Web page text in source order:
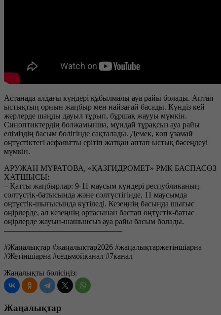
Астанада алдағы күндері құбылмалы ауа райы болады. Аптап
ыстықтың орнын жаңбыр мен найзағай басады. Күндіз кей
жерлерде шаңды дауыл тұрып, бұршақ жаууы мүмкін.
Синоптиктердің болжамынша, мұндай тұрақсыз ауа райы
еліміздің басым бөлігінде сақталады. Демек, көп ұзамай
оңтүстіктегі асфальтты ерітіп жатқан аптап ыстық бәсеңдеуі
мүмкін.
АРУЖАН МҰРАТОВА, «ҚАЗГИДРОМЕТ» РМК БАСПАСӨЗ
ХАТШЫСЫ:
– Қатты жаңбырлар: 9-11 маусым күндері республиканың
солтүстік-батысында және солтүстігінде, 11 маусымда
оңтүстік-шығысында күтіледі. Кезеңнің басында шығыс
өңірлерде, ал кезеңнің ортасынан бастап оңтүстік-батыс
өңірлерде жауын-шашынсыз ауа райы басым болады.
———————————————
#Жаңалықтар #жаңалықтар2026 #жаңалықтаржетіншіарна
#Жетіншіарна #седьмойканал #7канал
Жаңалықты бөлісіңіз:
Жаңалықтар